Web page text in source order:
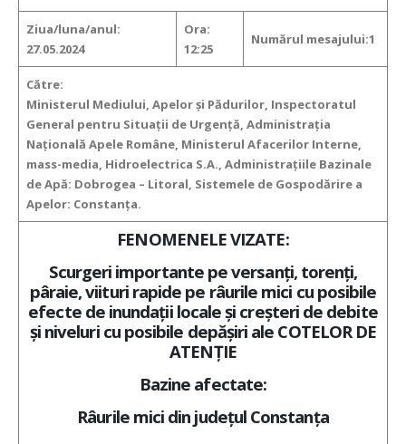
Ziua/luna/anul:
27.05.2024
Ora:
12:25
Numărul mesajului:1
Către:
Ministerul Mediului, Apelor și Pădurilor, Inspectoratul
General pentru Situații de Urgență, Administrația
Națională Apele Române, Ministerul Afacerilor Interne,
mass-media, Hidroelectrica S.A., Administrațiile Bazinale
de Apă: Dobrogea – Litoral, Sistemele de Gospodărire a
Apelor: Constanța.
FENOMENELE VIZATE:
Scurgeri importante pe versanți, torenți,
pâraie, viituri rapide pe râurile mici cu posibile
efecte de inundații locale și creșteri de debite
și niveluri cu posibile depășiri ale COTELOR DE
ATENŢIE
Bazine afectate:
Râurile mici din județul Constanța